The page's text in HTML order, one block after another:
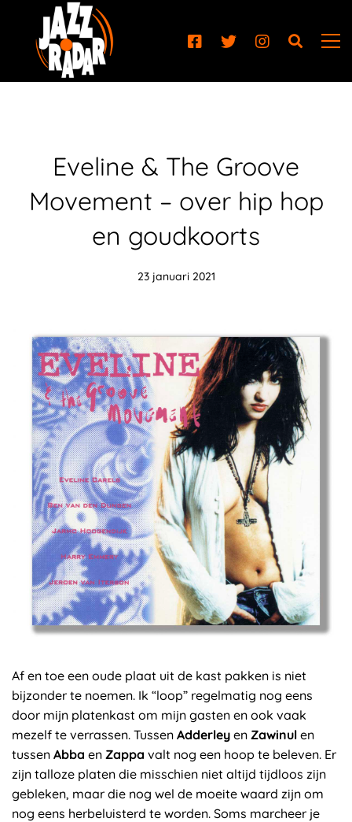
Eveline & The Groove
Movement – over hip hop
en goudkoorts
23 januari 2021
Af en toe een oude plaat uit de kast pakken is niet
bijzonder te noemen. Ik “loop” regelmatig nog eens
door mijn platenkast om mijn gasten en ook vaak
mezelf te verrassen. Tussen Adderley en Zawinul en
tussen Abba en Zappa valt nog een hoop te beleven. Er
zijn talloze platen die misschien niet altijd tijdloos zijn
gebleken, maar die nog wel de moeite waard zijn om
nog eens herbeluisterd te worden. Soms marcheer je